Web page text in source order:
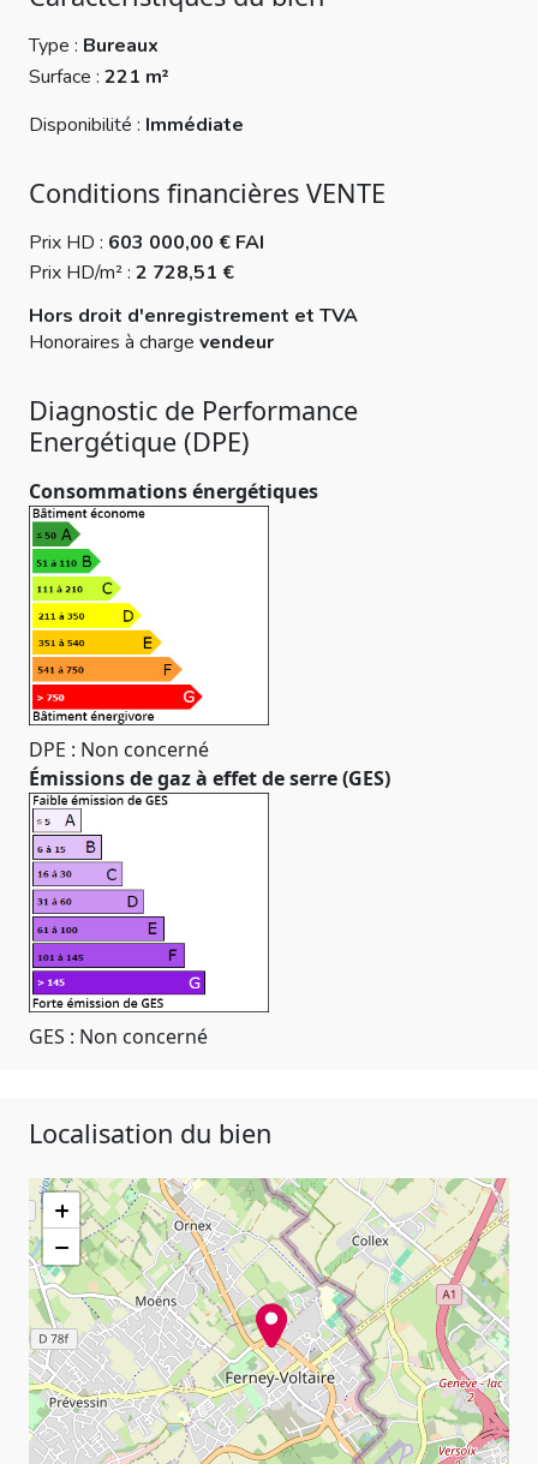
Type : Bureaux
Surface : 221 m²
Disponibilité : Immédiate
Conditions financières VENTE
Prix HD : 603 000,00 € FAI
Prix HD/m² : 2 728,51 €
Hors droit d'enregistrement et TVA
Honoraires à charge vendeur
Diagnostic de Performance
Energétique (DPE)
Consommations énergétiques
DPE : Non concerné
Émissions de gaz à effet de serre (GES)
GES : Non concerné
Localisation du bien
+
−